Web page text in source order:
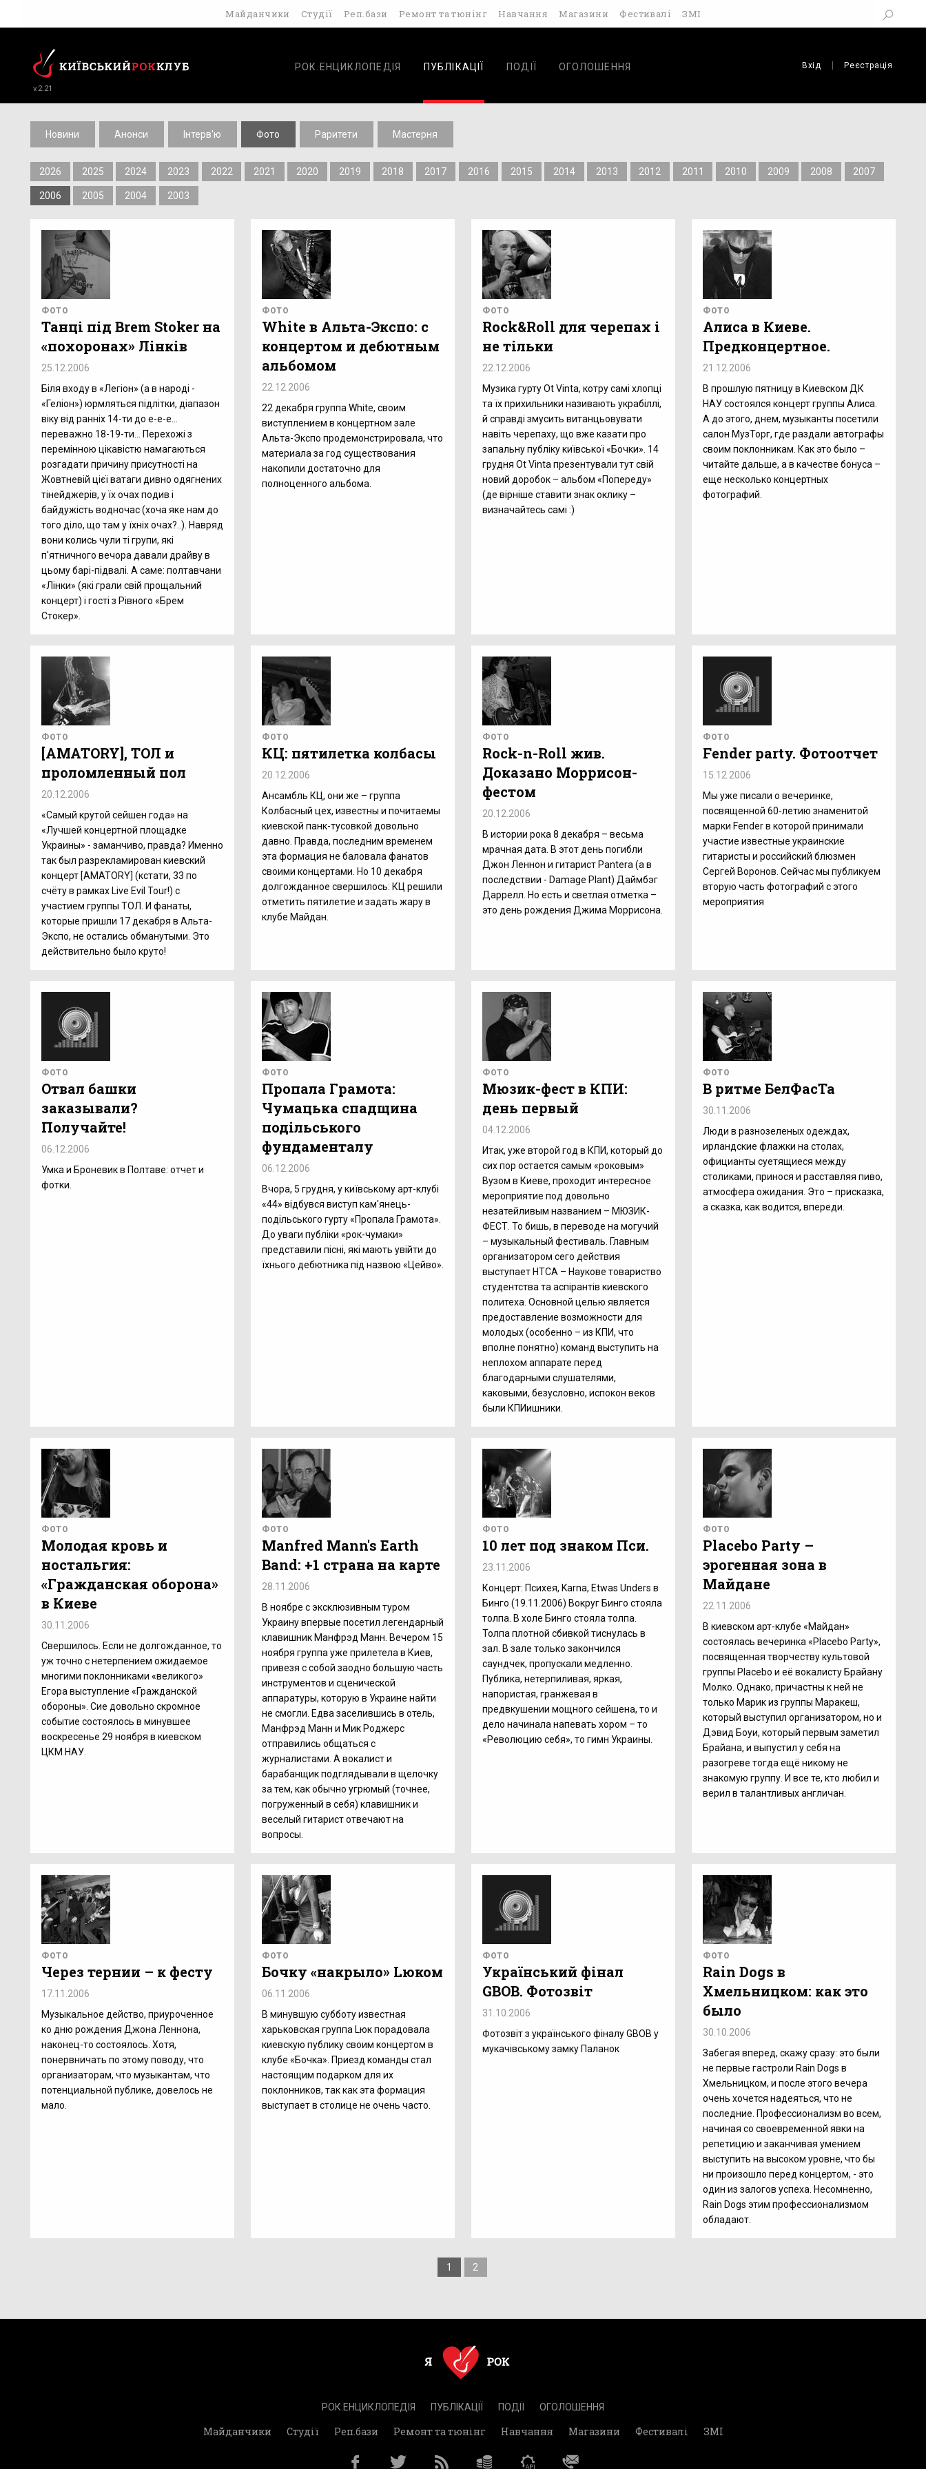
Майданчики Студії Реп.бази Ремонт та тюнінг Навчання Магазини Фестивалі ЗМІ
v.2.21
РОК.ЕНЦИКЛОПЕДІЯ ПУБЛІКАЦІЇ ПОДІЇ ОГОЛОШЕННЯ Вхід Реєстрація
Новини Анонси Інтерв'ю Фото Раритети Мастерня
2026 2025 2024 2023 2022 2021 2020 2019 2018 2017 2016 2015 2014 2013 2012 2011 2010 2009 2008 2007
2006 2005 2004 2003
ФОТО
Танці під Brem Stoker на
«похоронах» Лінків
25.12.2006
Біля входу в «Легіон» (а в народі -
«Геліон») юрмляться підлітки, діапазон
віку від ранніх 14-ти до е-е-е…
переважно 18-19-ти… Перехожі з
перемінною цікавістю намагаються
розгадати причину присутності на
Жовтневій цієї ватаги дивно одягнених
тінейджерів, у їх очах подив і
байдужість водночас (хоча яке нам до
того діло, що там у їхніх очах?..). Навряд
вони колись чули ті групи, які
п'ятничного вечора давали драйву в
цьому барі-підвалі. А саме: полтавчани
«Лінки» (які грали свій прощальний
концерт) і гості з Рівного «Брем
Стокер».
ФОТО
White в Альта-Экспо: с
концертом и дебютным
альбомом
22.12.2006
22 декабря группа White, своим
виступлением в концертном зале
Альта-Экспо продемонстрировала, что
материала за год существования
накопили достаточно для
полноценного альбома.
ФОТО
Rock&Roll для черепах і
не тільки
22.12.2006
Музика гурту Ot Vinta, котру самі хлопці
та їх прихильники називають украбіллі,
й справді змусить витанцьовувати
навіть черепаху, що вже казати про
запальну публіку київської «Бочки». 14
грудня Ot Vinta презентували тут свій
новий доробок – альбом «Попереду»
(де вірніше ставити знак оклику –
визначайтесь самі :)
ФОТО
Алиса в Киеве.
Предконцертное.
21.12.2006
В прошлую пятницу в Киевском ДК
НАУ состоялся концерт группы Алиса.
А до этого, днем, музыканты посетили
салон МузТорг, где раздали автографы
своим поклонникам. Как это было –
читайте дальше, а в качестве бонуса –
еще несколько концертных
фотографий.
ФОТО
[AMATORY], ТОЛ и
проломленный пол
20.12.2006
«Самый крутой сейшен года» на
«Лучшей концертной площадке
Украины» - заманчиво, правда? Именно
так был разрекламирован киевский
концерт [AMATORY] (кстати, 33 по
счёту в рамках Live Evil Tour!) с
участием группы ТОЛ. И фанаты,
которые пришли 17 декабря в Альта-
Экспо, не остались обманутыми. Это
действительно было круто!
ФОТО
КЦ: пятилетка колбасы
20.12.2006
Ансамбль КЦ, они же – группа
Колбасный цех, известны и почитаемы
киевской панк-тусовкой довольно
давно. Правда, последним временем
эта формация не баловала фанатов
своими концертами. Но 10 декабря
долгожданное свершилось: КЦ решили
отметить пятилетие и задать жару в
клубе Майдан.
ФОТО
Rock-n-Roll жив.
Доказано Моррисон-
фестом
20.12.2006
В истории рока 8 декабря – весьма
мрачная дата. В этот день погибли
Джон Леннон и гитарист Pantera (а в
последствии - Damage Plant) Даймбэг
Даррелл. Но есть и светлая отметка –
это день рождения Джима Моррисона.
ФОТО
Fender party. Фотоотчет
15.12.2006
Мы уже писали о вечеринке,
посвященной 60-летию знаменитой
марки Fender в которой принимали
участие известные украинские
гитаристы и российский блюзмен
Сергей Воронов. Сейчас мы публикуем
вторую часть фотографий с этого
мероприятия
ФОТО
Отвал башки
заказывали?
Получайте!
06.12.2006
Умка и Броневик в Полтаве: отчет и
фотки.
ФОТО
Пропала Грамота:
Чумацька спадщина
подільського
фундаменталу
06.12.2006
Вчора, 5 грудня, у київському арт-клубі
«44» відбувся виступ кам'янець-
подільського гурту «Пропала Грамота».
До уваги публіки «рок-чумаки»
представили пісні, які мають увійти до
їхнього дебютника під назвою «Цейво».
ФОТО
Мюзик-фест в КПИ:
день первый
04.12.2006
Итак, уже второй год в КПИ, который до
сих пор остается самым «роковым»
Вузом в Киеве, проходит интересное
мероприятие под довольно
незатейливым названием – МЮЗИК-
ФЕСТ. То бишь, в переводе на могучий
– музыкальный фестиваль. Главным
организатором сего действия
выступает НТСА – Наукове товариство
студентства та аспірантів киевского
политеха. Основной целью является
предоставление возможности для
молодых (особенно – из КПИ, что
вполне понятно) команд выступить на
неплохом аппарате перед
благодарными слушателями,
каковыми, безусловно, испокон веков
были КПИишники.
ФОТО
В ритме БелФасТа
30.11.2006
Люди в разнозеленых одеждах,
ирландские флажки на столах,
официанты суетящиеся между
столиками, принося и расставляя пиво,
атмосфера ожидания. Это – присказка,
а сказка, как водится, впереди.
ФОТО
Молодая кровь и
ностальгия:
«Гражданская оборона»
в Киеве
30.11.2006
Свершилось. Если не долгожданное, то
уж точно с нетерпением ожидаемое
многими поклонниками «великого»
Егора выступление «Гражданской
обороны». Сие довольно скромное
событие состоялось в минувшее
воскресенье 29 ноября в киевском
ЦКМ НАУ.
ФОТО
Manfred Mann's Earth
Band: +1 страна на карте
28.11.2006
В ноябре с эксклюзивным туром
Украину впервые посетил легендарный
клавишник Манфрэд Манн. Вечером 15
ноября группа уже прилетела в Киев,
привезя с собой заодно большую часть
инструментов и сценической
аппаратуры, которую в Украине найти
не смогли. Едва заселившись в отель,
Манфрэд Манн и Мик Роджерс
отправились общаться с
журналистами. А вокалист и
барабанщик подглядывали в щелочку
за тем, как обычно угрюмый (точнее,
погруженный в себя) клавишник и
веселый гитарист отвечают на
вопросы.
ФОТО
10 лет под знаком Пси.
23.11.2006
Концерт: Психея, Karna, Etwas Unders в
Бинго (19.11.2006) Вокруг Бинго стояла
толпа. В холе Бинго стояла толпа.
Толпа плотной сбивкой тиснулась в
зал. В зале только закончился
саундчек, пропускали медленно.
Публика, нетерпиливая, яркая,
напористая, гранжевая в
предвкушении мощного сейшена, то и
дело начинала напевать хором – то
«Революцию себя», то гимн Украины.
ФОТО
Placebo Party –
эрогенная зона в
Майдане
22.11.2006
В киевском арт-клубе «Майдан»
состоялась вечеринка «Placebo Party»,
посвященная творчеству культовой
группы Placebo и её вокалисту Брайану
Молко. Однако, причастны к ней не
только Марик из группы Маракеш,
который выступил организатором, но и
Дэвид Боуи, который первым заметил
Брайана, и выпустил у себя на
разогреве тогда ещё никому не
знакомую группу. И все те, кто любил и
верил в талантливых англичан.
ФОТО
Через тернии – к фесту
17.11.2006
Музыкальное действо, приуроченное
ко дню рождения Джона Леннона,
наконец-то состоялось. Хотя,
понервничать по этому поводу, что
организаторам, что музыкантам, что
потенциальной публике, довелось не
мало.
ФОТО
Бочку «накрыло» Lюком
06.11.2006
В минувшую субботу известная
харьковская группа Lюк порадовала
киевскую публику своим концертом в
клубе «Бочка». Приезд команды стал
настоящим подарком для их
поклонников, так как эта формация
выступает в столице не очень часто.
ФОТО
Український фінал
GBOB. Фотозвіт
31.10.2006
Фотозвіт з українського фіналу GBOB у
мукачівському замку Паланок
ФОТО
Rain Dogs в
Хмельницком: как это
было
30.10.2006
Забегая вперед, скажу сразу: это были
не первые гастроли Rain Dogs в
Хмельницком, и после этого вечера
очень хочется надеяться, что не
последние. Профессионализм во всем,
начиная со своевременной явки на
репетицию и заканчивая умением
выступить на высоком уровне, что бы
ни произошло перед концертом, - это
один из залогов успеха. Несомненно,
Rain Dogs этим профессионализмом
обладают.
1 2
РОК.ЕНЦИКЛОПЕДІЯ ПУБЛІКАЦІЇ ПОДІЇ ОГОЛОШЕННЯ
Майданчики Студії Реп.бази Ремонт та тюнінг Навчання Магазини Фестивалі ЗМІ